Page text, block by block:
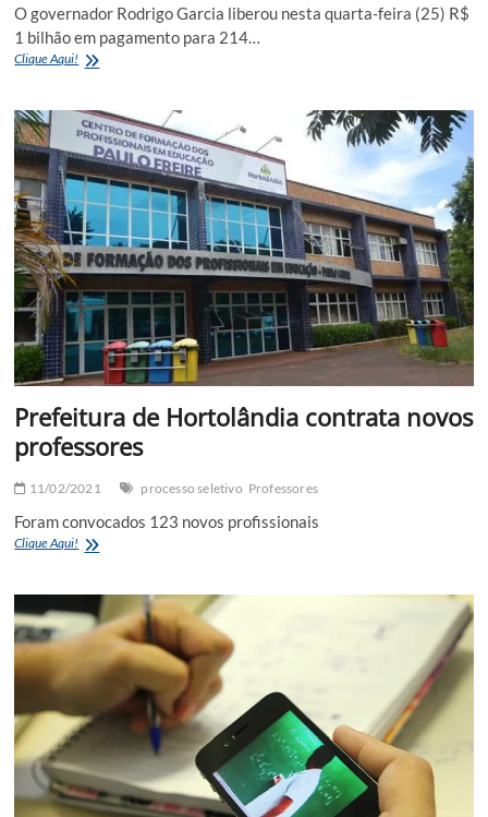
O governador Rodrigo Garcia liberou nesta quarta-feira (25) R$
1 bilhão em pagamento para 214…
Clique Aqui! Estado
1
bilhão
em
abono
para
professores
Prefeitura de Hortolândia contrata novos
professores
11/02/2021 processo seletivo Professores
Foram convocados 123 novos profissionais
Clique Aqui! Prefeitura
contrata
novos
professores